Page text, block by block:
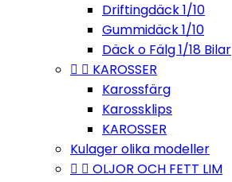
Driftingdäck 1/10
Gummidäck 1/10
Däck o Fälg 1/18 Bilar
  KAROSSER
Karossfärg
Karossklips
KAROSSER
Kulager olika modeller
  OLJOR OCH FETT LIM